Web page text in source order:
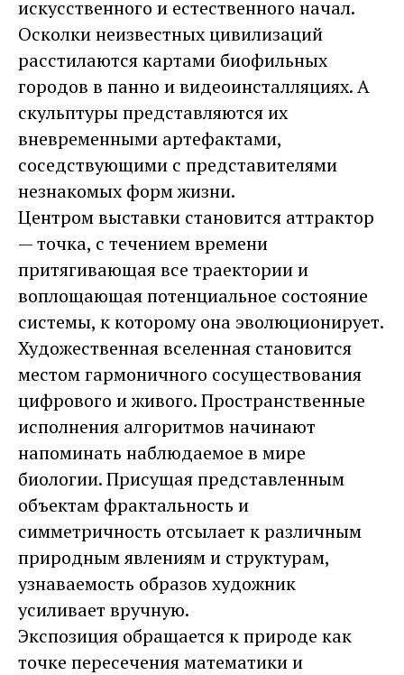
искусственного и естественного начал.
Осколки неизвестных цивилизаций
расстилаются картами биофильных
городов в панно и видеоинсталляциях. А
скульптуры представляются их
вневременными артефактами,
соседствующими с представителями
незнакомых форм жизни.
Центром выставки становится аттрактор
— точка, с течением времени
притягивающая все траектории и
воплощающая потенциальное состояние
системы, к которому она эволюционирует.
Художественная вселенная становится
местом гармоничного сосуществования
цифрового и живого. Пространственные
исполнения алгоритмов начинают
напоминать наблюдаемое в мире
биологии. Присущая представленным
объектам фрактальность и
симметричность отсылает к различным
природным явлениям и структурам,
узнаваемость образов художник
усиливает вручную.
Экспозиция обращается к природе как
точке пересечения математики и